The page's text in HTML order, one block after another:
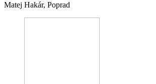
Matej Hakár, Poprad